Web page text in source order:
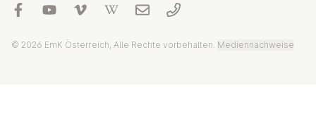
© 2026 EmK Österreich, Alle Rechte vorbehalten. Mediennachweise